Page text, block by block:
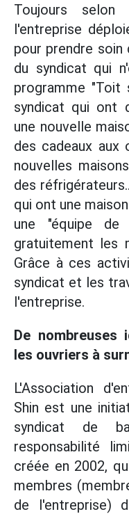
Toujours
l'entreprise
pour prendre
du syndicat qui
programme "Toit
syndicat qui ont
une nouvelle
des cadeaux aux
nouvelles
des
qui ont une
une "équipe de
gratuitement les
Grâce à ces
syndicat et les
l'entreprise.
De nombreuses
les ouvriers à
L'Association
Shin est une
syndicat de
responsabilité
créée en 2002,
membres
de l'entreprise)